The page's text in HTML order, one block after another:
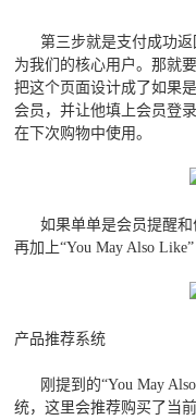
第三步就是支付成功返
为我们的核心用户。那就
把这个页面设计成了如果
会员，并让他填上会员登
在下次购物中使用。
如果单单是会员提醒和
再加上“You May Also Like”
产品推荐系统
刚提到的“You May Also
统，这里会推荐购买了当